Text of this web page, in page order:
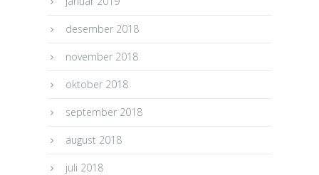
desember 2018
november 2018
oktober 2018
september 2018
august 2018
juli 2018